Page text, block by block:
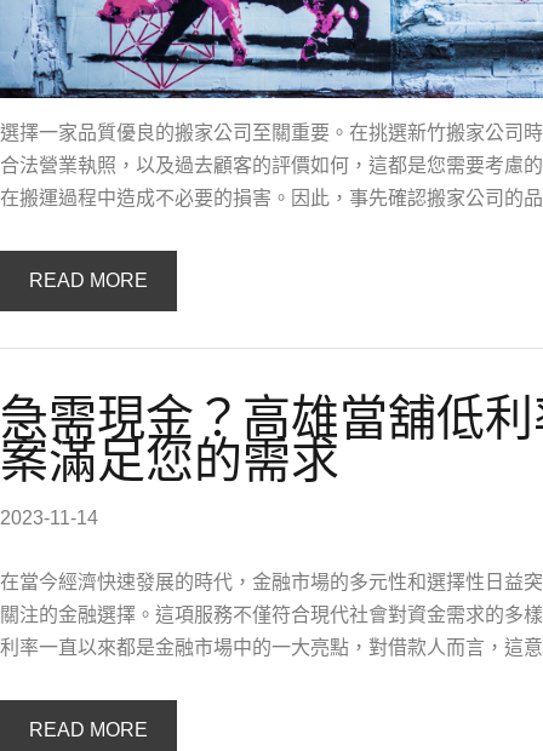
選擇一家品質優良的搬家公司至關重要。在挑選新竹搬家公司
合法營業執照，以及過去顧客的評價如何，這都是您需要考慮
在搬運過程中造成不必要的損害。因此，事先確認搬家公司的
READ MORE
急需現金？高雄當舖低
案滿足您的需求
2023-11-14
在當今經濟快速發展的時代，金融市場的多元性和選擇性日益
關注的金融選擇。這項服務不僅符合現代社會對資金需求的多
利率一直以來都是金融市場中的一大亮點，對借款人而言，這
READ MORE